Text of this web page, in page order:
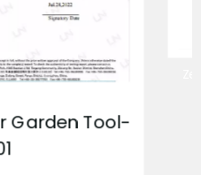
Garden Tool-